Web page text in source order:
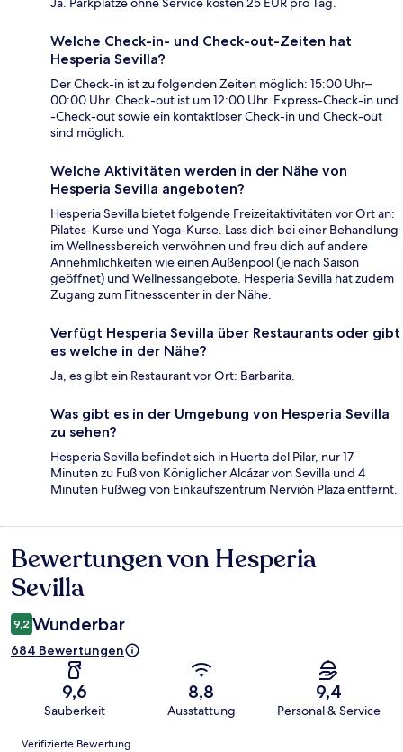
Welche Check-in- und Check-out-Zeiten hat
Hesperia Sevilla?
Der Check-in ist zu folgenden Zeiten möglich: 15:00 Uhr–
00:00 Uhr. Check-out ist um 12:00 Uhr. Express-Check-in und
-Check-out sowie ein kontaktloser Check-in und Check-out
sind möglich.
Welche Aktivitäten werden in der Nähe von
Hesperia Sevilla angeboten?
Hesperia Sevilla bietet folgende Freizeitaktivitäten vor Ort an:
Pilates-Kurse und Yoga-Kurse. Lass dich bei einer Behandlung
im Wellnessbereich verwöhnen und freu dich auf andere
Annehmlichkeiten wie einen Außenpool (je nach Saison
geöffnet) und Wellnessangebote. Hesperia Sevilla hat zudem
Zugang zum Fitnesscenter in der Nähe.
Verfügt Hesperia Sevilla über Restaurants oder gibt
es welche in der Nähe?
Ja, es gibt ein Restaurant vor Ort: Barbarita.
Was gibt es in der Umgebung von Hesperia Sevilla
zu sehen?
Hesperia Sevilla befindet sich in Huerta del Pilar, nur 17
Minuten zu Fuß von Königlicher Alcázar von Sevilla und 4
Minuten Fußweg von Einkaufszentrum Nervión Plaza entfernt.
Bewertungen
Bewertungen von Hesperia
Sevilla
9,2 Wunderbar
684 Bewertungen
9,6
Sauberkeit
8,8
Ausstattung
9,4
Personal & Service
Bewertungen
Verifizierte Bewertung